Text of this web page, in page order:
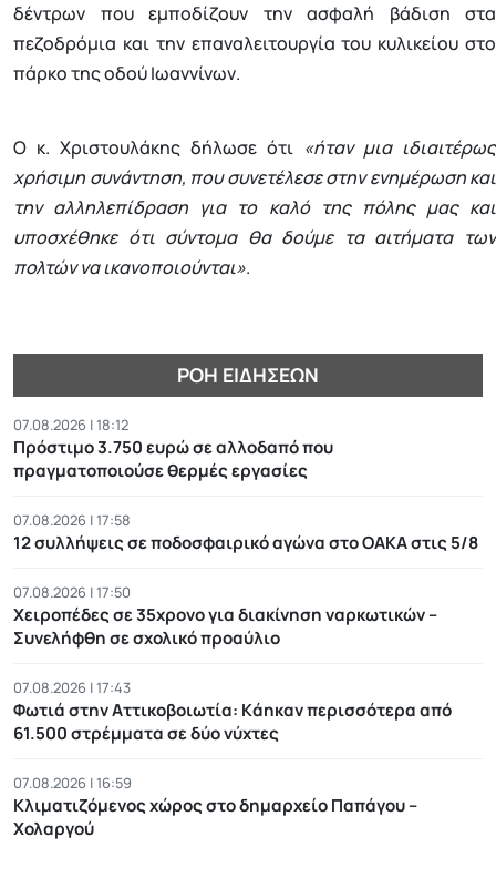
δέντρων που εμποδίζουν την ασφαλή βάδιση στα
πεζοδρόμια και την επαναλειτουργία του κυλικείου στο
πάρκο της οδού Ιωαννίνων.
Ο κ. Χριστουλάκης δήλωσε ότι «ήταν μια ιδιαιτέρως
χρήσιμη συνάντηση, που συνετέλεσε στην ενημέρωση και
την αλληλεπίδραση για το καλό της πόλης μας και
υποσχέθηκε ότι σύντομα θα δούμε τα αιτήματα των
πολτών να ικανοποιούνται».
ΡΟΉ ΕΙΔΉΣΕΩΝ
07.08.2026 | 18:12
Πρόστιμο 3.750 ευρώ σε αλλοδαπό που
πραγματοποιούσε θερμές εργασίες
07.08.2026 | 17:58
12 συλλήψεις σε ποδοσφαιρικό αγώνα στο ΟΑΚΑ στις 5/8
07.08.2026 | 17:50
Χειροπέδες σε 35χρονο για διακίνηση ναρκωτικών –
Συνελήφθη σε σχολικό προαύλιο
07.08.2026 | 17:43
Φωτιά στην Αττικοβοιωτία: Kάηκαν περισσότερα από
61.500 στρέμματα σε δύο νύχτες
07.08.2026 | 16:59
Κλιματιζόμενος χώρος στο δημαρχείο Παπάγου –
Χολαργού